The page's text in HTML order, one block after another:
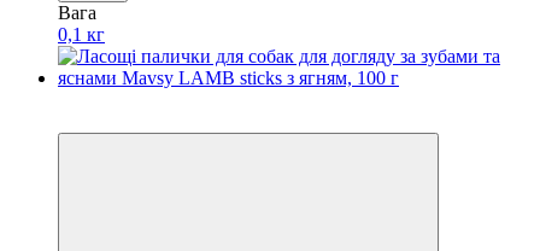
Вага
0,1 кг